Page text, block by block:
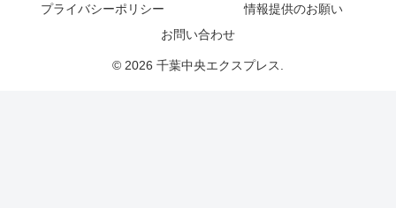
プライバシーポリシー
情報提供のお願い
お問い合わせ
© 2026 千葉中央エクスプレス.